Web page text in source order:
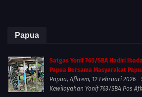
Papua
Satgas Yonif 763/SBA Hadiri
Papua Bersama Masyarakat
Papua, Afkrem, 12 Februari 2026 -
Kewilayahan Yonif 763/SBA Pos